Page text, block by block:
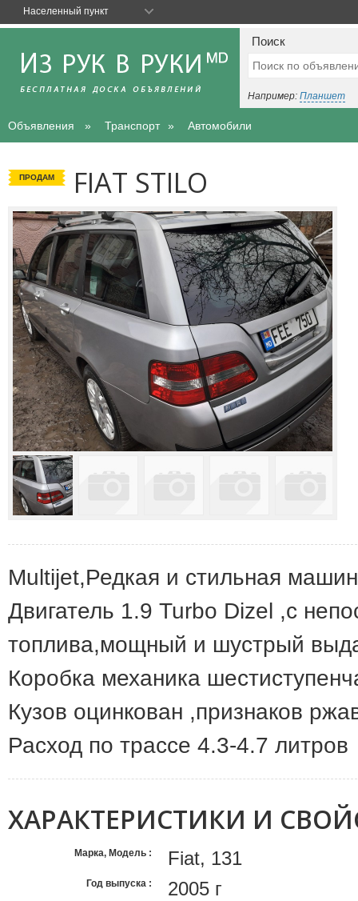
Поиск
Например: Планшет
Объявления Транспорт Автомобили
ПРОДАМ FIAT STILO
Multijet,Редкая и стильная
Двигатель 1.9 Turbo Dizel ,с
топлива,мощный и шустрый
Коробка механика
Кузов оцинкован ,признаков
Расход по трассе 4.3-4.7 литров
ХАРАКТЕРИСТИКИ И
Марка, Модель Fiat, 131
Год выпуска 2005 г
Населенный пункт